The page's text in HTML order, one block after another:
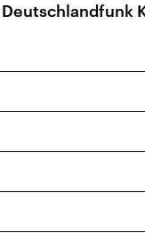
und Podcasts
Das Kinderprogramm
(UKW + DAB+)